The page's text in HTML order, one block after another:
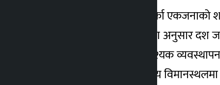
प्रतिकूल मौसमका कारण अर्का एकजनाको
केन्द्रले जनाएको छ । केन्द्रका अनुसार
छ । शवको उद्धार तथा आवश्यक
बिहानदेखि त्रिभुवन अन्तर्राष्ट्रिय